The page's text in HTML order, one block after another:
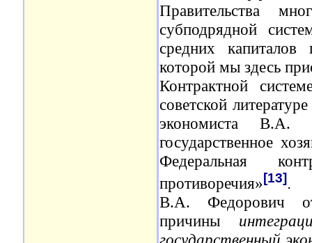
Правительства
субподрядной
средних капиталов
которой мы здесь
Контрактной
советской
экономиста В.А.
государственное
Федеральная
противоречия»[13].
В.А. Федорович
причины
государственный